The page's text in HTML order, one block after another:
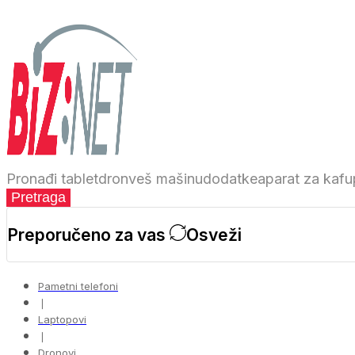
Pronađi tabletdronveš mašinudodatkeaparat za kafu
Pretraga
Preporučeno za vas Osveži
Pametni telefoni
❘
Laptopovi
❘